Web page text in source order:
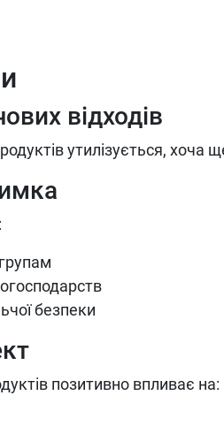
відходів
утилізується,
безпеки
позитивно впливає на: